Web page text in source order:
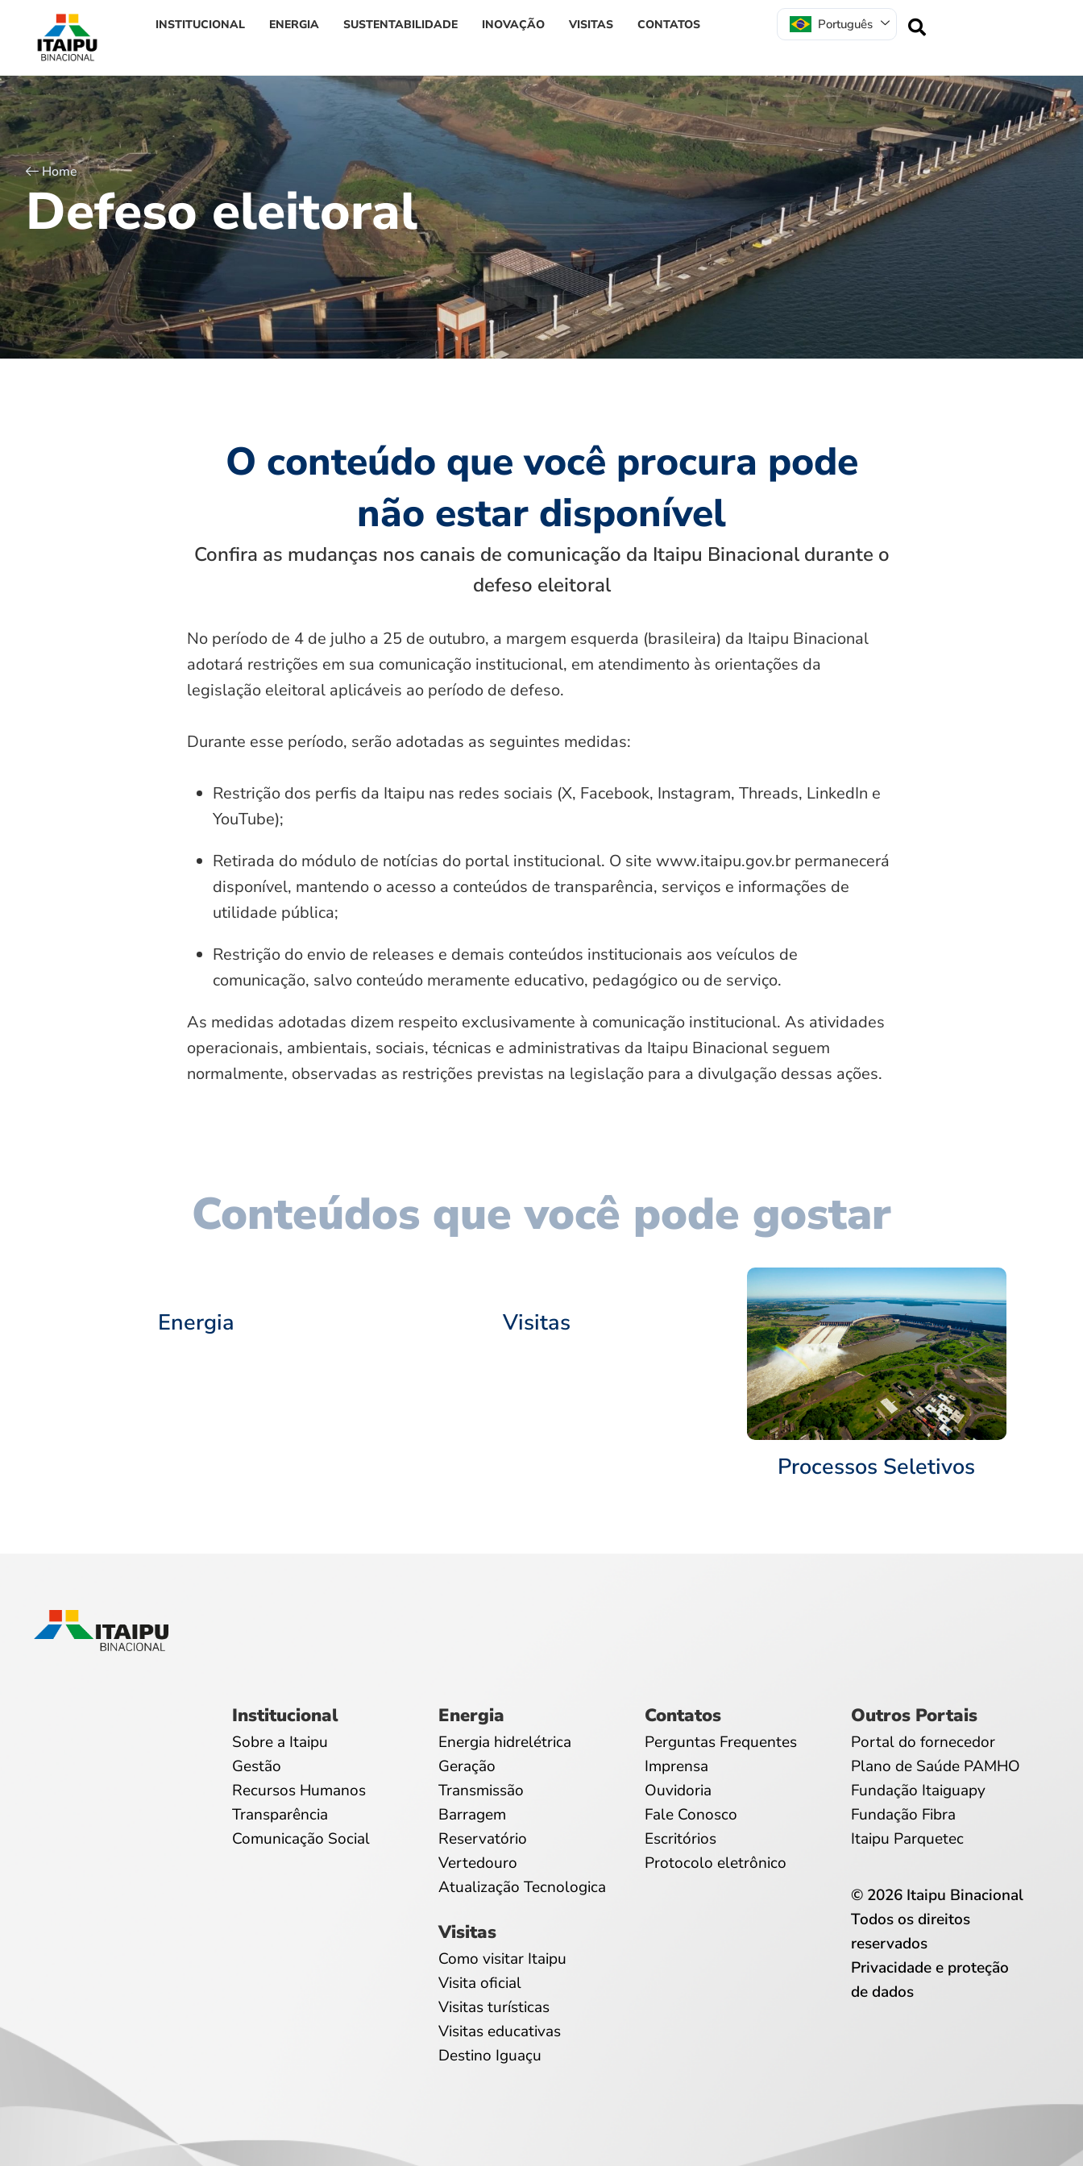
INSTITUCIONAL ENERGIA SUSTENTABILIDADE INOVAÇÃO VISITAS CONTATOS Português
Home
Defeso eleitoral
O conteúdo que você procura pode
não estar disponível
Confira as mudanças nos canais de comunicação da Itaipu Binacional durante o
defeso eleitoral
No período de 4 de julho a 25 de outubro, a margem esquerda (brasileira) da Itaipu Binacional
adotará restrições em sua comunicação institucional, em atendimento às orientações da
legislação eleitoral aplicáveis ao período de defeso.
Durante esse período, serão adotadas as seguintes medidas:
Restrição dos perfis da Itaipu nas redes sociais (X, Facebook, Instagram, Threads, LinkedIn e
YouTube);
Retirada do módulo de notícias do portal institucional. O site www.itaipu.gov.br permanecerá
disponível, mantendo o acesso a conteúdos de transparência, serviços e informações de
utilidade pública;
Restrição do envio de releases e demais conteúdos institucionais aos veículos de
comunicação, salvo conteúdo meramente educativo, pedagógico ou de serviço.
As medidas adotadas dizem respeito exclusivamente à comunicação institucional. As atividades
operacionais, ambientais, sociais, técnicas e administrativas da Itaipu Binacional seguem
normalmente, observadas as restrições previstas na legislação para a divulgação dessas ações.
Conteúdos que você pode gostar
Energia Visitas
Processos Seletivos
Institucional
Sobre a Itaipu
Gestão
Recursos Humanos
Transparência
Comunicação Social
Energia
Energia hidrelétrica
Geração
Transmissão
Barragem
Reservatório
Vertedouro
Atualização Tecnologica
Visitas
Como visitar Itaipu
Visita oficial
Visitas turísticas
Visitas educativas
Destino Iguaçu
Contatos
Perguntas Frequentes
Imprensa
Ouvidoria
Fale Conosco
Escritórios
Protocolo eletrônico
Outros Portais
Portal do fornecedor
Plano de Saúde PAMHO
Fundação Itaiguapy
Fundação Fibra
Itaipu Parquetec
© 2026 Itaipu Binacional
Todos os direitos
reservados
Privacidade e proteção
de dados